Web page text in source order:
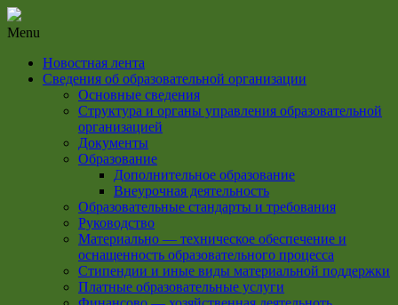
Menu
Новостная лента
Сведения об образовательной организации
Основные сведения
Структура и органы управления образовательной
организацией
Документы
Образование
Дополнительное образование
Внеурочная деятельность
Образовательные стандарты и требования
Руководство
Материально — техническое обеспечение и
оснащенность образовательного процесса
Стипендии и иные виды материальной поддержки
Платные образовательные услуги